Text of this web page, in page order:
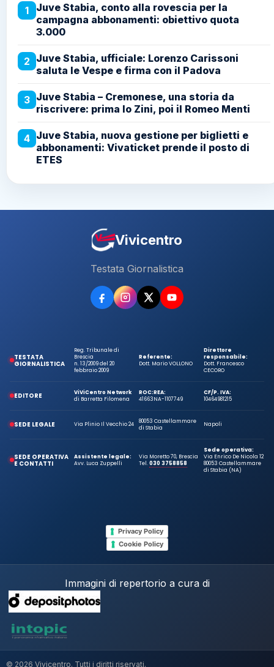
1
Juve Stabia, conto alla rovescia per la
campagna abbonamenti: obiettivo quota
3.000
2 Juve Stabia, ufficiale: Lorenzo Carissoni
saluta le Vespe e firma con il Padova
3 Juve Stabia – Cremonese, una storia da
riscrivere: prima lo Zini, poi il Romeo Menti
4 Juve Stabia, nuova gestione per biglietti e
abbonamenti: Vivaticket prende il posto di
ETES
Vivicentro
Testata Giornalistica
TESTATA
GIORNALISTICA
Reg. Tribunale di
Brescia
n. 13/2009 del 20
febbraio 2009
Referente:
Dott. Mario VOLLONO
Direttore
responsabile:
Dott. Francesco
CECORO
EDITORE
ViViCentro Network
di Barretta Filomena
ROC:
41663
REA:
NA-1107749
CF/P. IVA:
10464981215
SEDE LEGALE Via Plinio Il Vecchio 24
80053 Castellammare
di Stabia
Napoli
SEDE OPERATIVA
E CONTATTI
Assistente legale:
Avv. Luca Zuppelli
Via Moretto 70, Brescia
Tel.030 3758858
Sede operativa:
Via Enrico De Nicola 12
80053 Castellammare
di Stabia (NA)
Privacy Policy
Cookie Policy
Immagini di repertorio a cura di
© 2026 Vivicentro. Tutti i diritti riservati.